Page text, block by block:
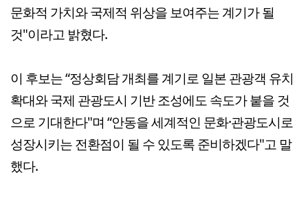
문화적 가치와 국제적 위상을 보여주는 계기가 될
것"이라고 밝혔다.
이 후보는 “정상회담 개최를 계기로 일본 관광객 유치
확대와 국제 관광도시 기반 조성에도 속도가 붙을 것
으로 기대한다"며 “안동을 세계적인 문화·관광도시로
성장시키는 전환점이 될 수 있도록 준비하겠다"고 말
했다.